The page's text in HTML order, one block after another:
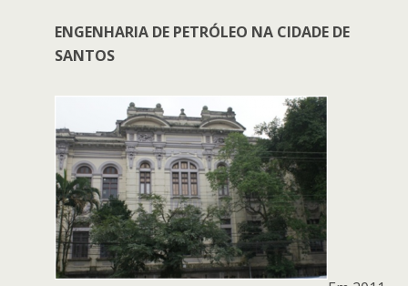
ENGENHARIA DE PETRÓLEO NA CIDADE DE
SANTOS